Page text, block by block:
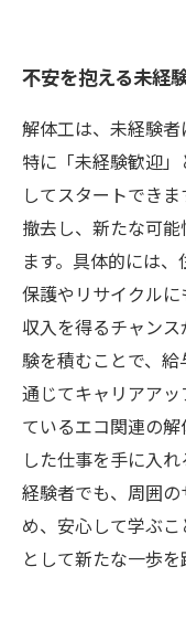
不安を抱える未経
解体工は、未経験者
特に「未経験歓迎
してスタートでき
撤去し、新たな可
ます。具体的には
保護やリサイクル
収入を得るチャン
験を積むことで、
通じてキャリアア
ているエコ関連の
した仕事を手に入
経験者でも、周囲
め、安心して学ぶ
として新たな一歩